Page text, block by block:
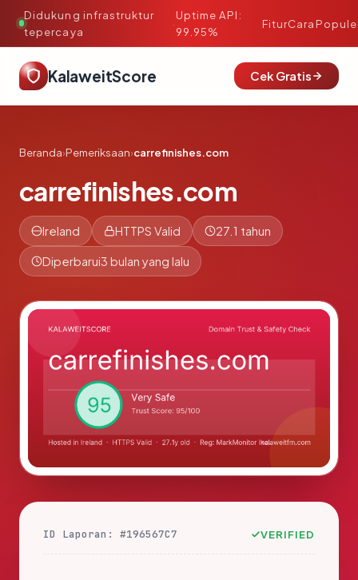
Didukung infrastruktur
tepercaya
·
Uptime API:
99.95%
FiturCara
KalaweitScore Cek Gratis
Beranda›Pemeriksaan›carrefinishes.com
carrefinishes.com
Ireland HTTPS Valid 27.1 tahun
Diperbarui3 bulan yang lalu
ID Laporan: #196567C7 VERIFIED